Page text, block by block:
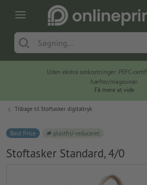
Uden ekstra omkostninger: PEFC-
hæfter/magasiner.
Få mere at vide
Tilbage til Stoftasker digitaltryk
Best Price plastfri/-reduceret
Stoftasker Standard, 4/0